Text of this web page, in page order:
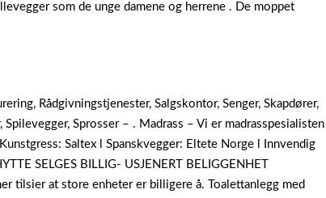
som de unge damene og herrene . De moppet
Rådgivningstjenester, Salgskontor, Senger, Skapdører,
Sprosser – . Madrass – Vi er madrasspesialisten
Saltex l Spanskvegger: Eltete Norge l Innvendig
SELGES BILLIG- USJENERT BELIGGENHET
tilsier at store enheter er billigere å. Toalettanlegg med